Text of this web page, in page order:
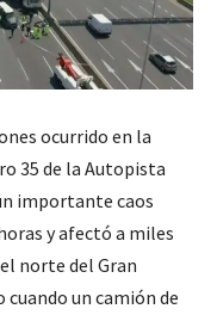
ocurrido en la
35 de la Autopista
importante caos
y afectó a miles
norte del Gran
cuando un camión de